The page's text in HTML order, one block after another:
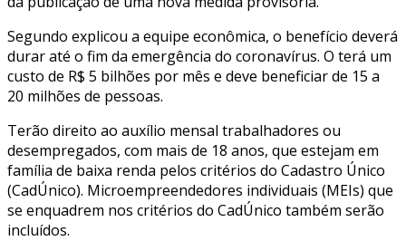
Segundo explicou a equipe econômica, o benefício deverá
durar até o fim da emergência do coronavírus. O terá um
custo de R$ 5 bilhões por mês e deve beneficiar de 15 a
20 milhões de pessoas.
Terão direito ao auxílio mensal trabalhadores ou
desempregados, com mais de 18 anos, que estejam em
família de baixa renda pelos critérios do Cadastro Único
(CadÚnico). Microempreendedores individuais (MEIs) que
se enquadrem nos critérios do CadÚnico também serão
incluídos.